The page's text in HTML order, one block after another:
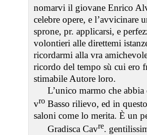
nomarvi il giovane Enrico
celebre opere, e l’avvicinare
sprone, pr. applicarsi, e
volontieri alle direttemi
ricordarmi alla vra
ricordo del tempo sù cui ero
stimabile Autore loro.
L’unico marmo che
vro Basso rilievo, ed in
saloni come lo merita. È un
Gradisca Cavre.